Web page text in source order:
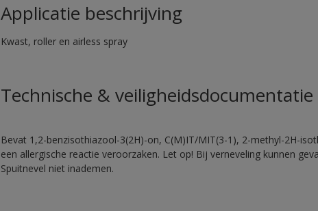
Applicatie beschrijving
Kwast, roller en airless spray
Technische & veiligheidsdocumentatie
Bevat 1,2-benzisothiazool-3(2H)-on, C(M)IT/MIT(3-1), 2-methyl-2H-
een allergische reactie veroorzaken. Let op! Bij verneveling kunnen
Spuitnevel niet inademen.